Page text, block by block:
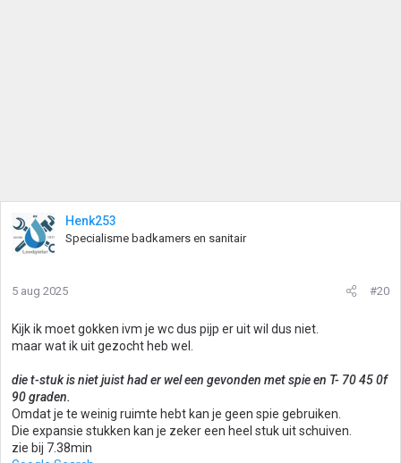
Henk253
Specialisme badkamers en sanitair
5 aug 2025 #20
Kijk ik moet gokken ivm je wc dus pijp er uit wil dus niet.
maar wat ik uit gezocht heb wel.
die t-stuk is niet juist had er wel een gevonden met spie en T- 70 45 0f
90 graden.
Omdat je te weinig ruimte hebt kan je geen spie gebruiken.
Die expansie stukken kan je zeker een heel stuk uit schuiven.
zie bij 7.38min